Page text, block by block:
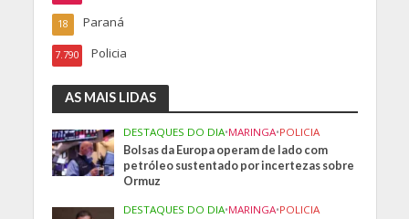
Paraná
18
Policia
7.790
AS MAIS LIDAS
DESTAQUES DO DIA•MARINGA•POLICIA
Bolsas da Europa operam de lado com
petróleo sustentado por incertezas sobre
Ormuz
DESTAQUES DO DIA•MARINGA•POLICIA